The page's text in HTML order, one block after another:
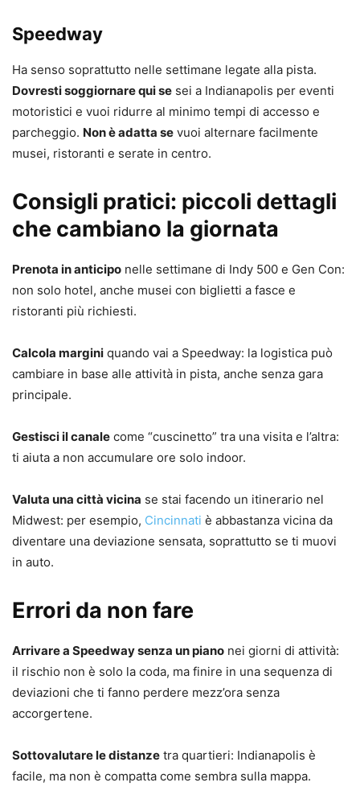
Speedway
Ha senso soprattutto nelle settimane legate alla pista.
Dovresti soggiornare qui se sei a Indianapolis per eventi
motoristici e vuoi ridurre al minimo tempi di accesso e
parcheggio. Non è adatta se vuoi alternare facilmente
musei, ristoranti e serate in centro.
Consigli pratici: piccoli dettagli
che cambiano la giornata
Prenota in anticipo nelle settimane di Indy 500 e Gen Con:
non solo hotel, anche musei con biglietti a fasce e
ristoranti più richiesti.
Calcola margini quando vai a Speedway: la logistica può
cambiare in base alle attività in pista, anche senza gara
principale.
Gestisci il canale come “cuscinetto” tra una visita e l’altra:
ti aiuta a non accumulare ore solo indoor.
Valuta una città vicina se stai facendo un itinerario nel
Midwest: per esempio, Cincinnati è abbastanza vicina da
diventare una deviazione sensata, soprattutto se ti muovi
in auto.
Errori da non fare
Arrivare a Speedway senza un piano nei giorni di attività:
il rischio non è solo la coda, ma finire in una sequenza di
deviazioni che ti fanno perdere mezz’ora senza
accorgertene.
Sottovalutare le distanze tra quartieri: Indianapolis è
facile, ma non è compatta come sembra sulla mappa.